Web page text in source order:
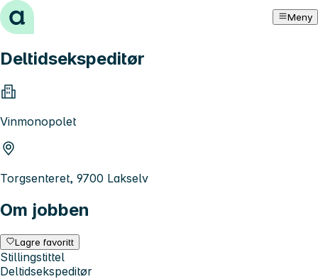
Hopp til innhold Meny
Deltidsekspeditør
Vinmonopolet
Torgsenteret, 9700 Lakselv
Om jobben
Lagre favoritt
Stillingstittel
Deltidsekspeditør